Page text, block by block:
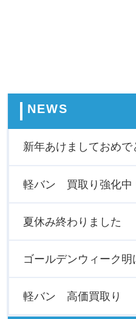
NEWS
新年あけましておめで
軽バン 買取り強化中
夏休み終わりました
ゴールデンウィーク明
軽バン 高価買取り